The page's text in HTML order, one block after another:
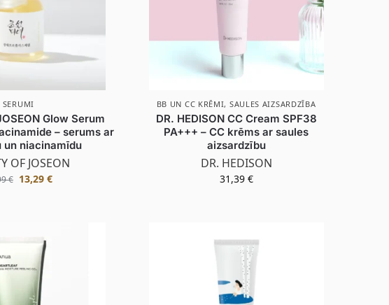
SERUMI
Glow Serum
– serums ar
un niacinamīdu
OF JOSEON
€ 13,29 €
BB UN CC KRĒMI, SAULES AIZSARDZĪBA
DR. HEDISON CC Cream SPF38
PA+++ – CC krēms ar saules
aizsardzību
DR. HEDISON
31,39 €